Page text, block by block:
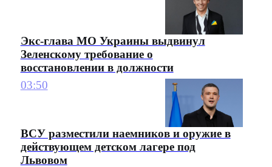
Экс-глава МО Украины выдвинул
Зеленскому требование о
восстановлении в должности
03:50
ВСУ разместили наемников и оружие в
действующем детском лагере под
Львовом